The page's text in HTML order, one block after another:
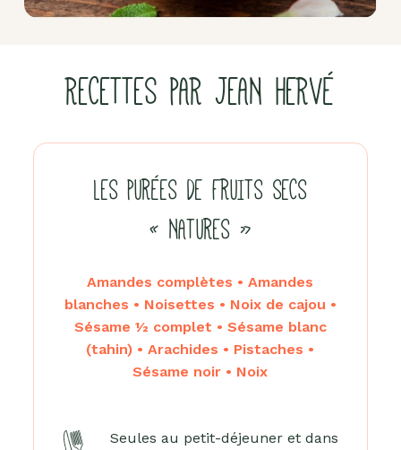
RECETTES PAR JEAN HERVÉ
LES PURÉES DE FRUITS SECS
« NATURES »
Amandes complètes • Amandes
blanches • Noisettes • Noix de cajou •
Sésame ½ complet • Sésame blanc
(tahin) • Arachides • Pistaches •
Sésame noir • Noix
Seules au petit-déjeuner et dans